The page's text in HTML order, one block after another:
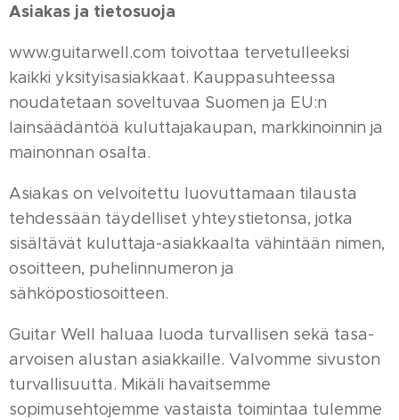
Asiakas ja tietosuoja
www.guitarwell.com toivottaa tervetulleeksi
kaikki yksityisasiakkaat. Kauppasuhteessa
noudatetaan soveltuvaa Suomen ja EU:n
lainsäädäntöä kuluttajakaupan, markkinoinnin ja
mainonnan osalta.
Asiakas on velvoitettu luovuttamaan tilausta
tehdessään täydelliset yhteystietonsa, jotka
sisältävät kuluttaja-asiakkaalta vähintään nimen,
osoitteen, puhelinnumeron ja
sähköpostiosoitteen.
Guitar Well haluaa luoda turvallisen sekä tasa-
arvoisen alustan asiakkaille. Valvomme sivuston
turvallisuutta. Mikäli havaitsemme
sopimusehtojemme vastaista toimintaa tulemme